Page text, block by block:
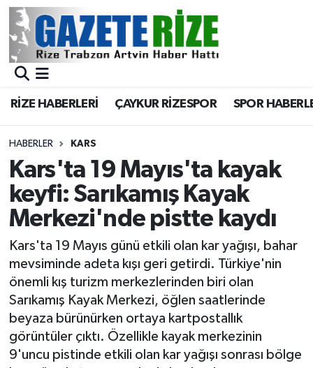
RİZE HABERLERİ ÇAYKUR RİZESPOR SPOR
HABERLER KARS
Kars'ta 19 Mayıs'ta kayak
keyfi: Sarıkamış Kayak
Merkezi'nde pistte kaydı
Kars'ta 19 Mayıs günü etkili olan kar yağışı, bahar
mevsiminde adeta kışı geri getirdi. Türkiye'nin
önemli kış turizm merkezlerinden biri olan
Sarıkamış Kayak Merkezi, öğlen saatlerinde
beyaza bürünürken ortaya kartpostallık
görüntüler çıktı. Özellikle kayak merkezinin
9'uncu pistinde etkili olan kar yağışı sonrası bölge
BÖLGEMİZ
Asayiş
Rize Jandarma Komutanlığı
Bilim Teknoloji
Advertising news
Canlı Maç
ÇEVRE
Merkez Nöbetçi Eczaneler
Merkez Trafik Yoğunluk Haritası
Süper Lig Puan Durumu ve Fikstür
Tüm Manşetler
Son Dakika Haberleri
Haber Arşivi